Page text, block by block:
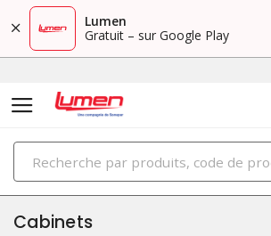
Lumen
Gratuit – sur Google Play
PRODUITS
boîtiers et cabinets
Cabinets